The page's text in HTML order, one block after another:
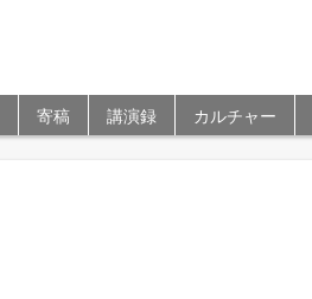
寄稿 講演録 カルチャー